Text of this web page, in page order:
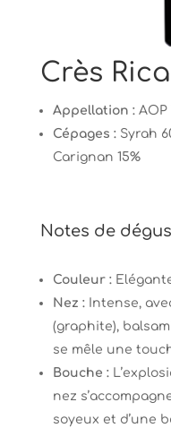
Crès
Appellation :
Cépages : Syrah
Carignan 15%
Notes de
Couleur :
Nez :Intense,
(graphite),
se mêle une
Bouche :
nez
soyeux et d’une